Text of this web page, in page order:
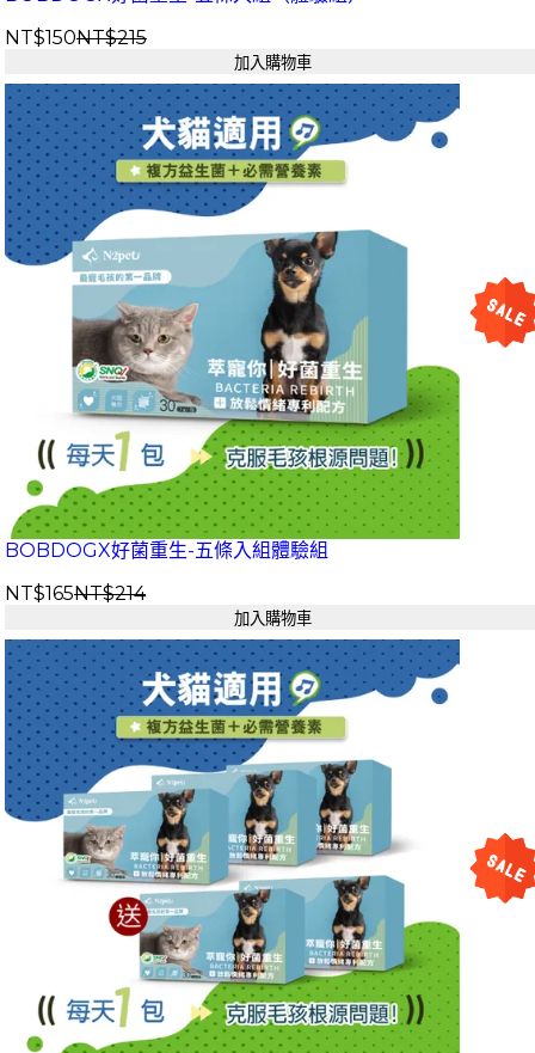
NT$150NT$215
加入購物車
BOBDOGX好菌重生-五條入組體驗組
NT$165NT$214
加入購物車